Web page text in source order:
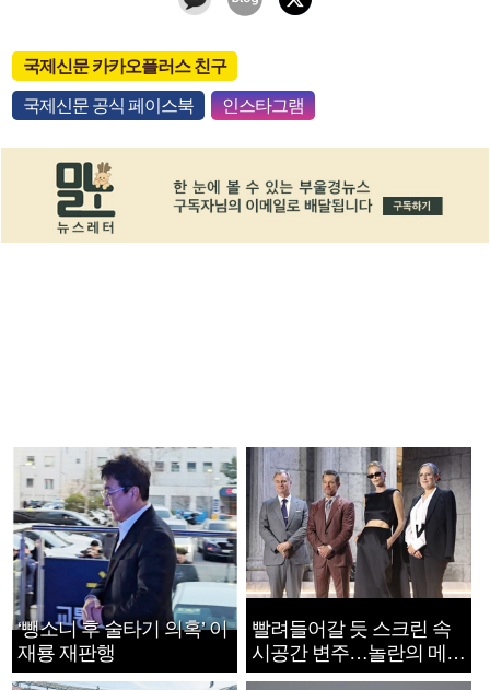
국제신문 카카오플러스 친구
국제신문 공식 페이스북 인스타그램
‘뺑소니 후 술타기 의혹’ 이
재룡 재판행
빨려들어갈 듯 스크린 속
시공간 변주…놀란의 메시
지는 ‘전쟁 속죄’